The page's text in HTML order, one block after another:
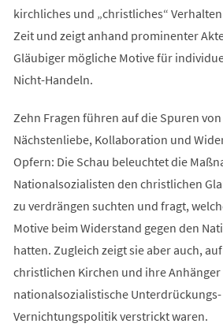
kirchliches und „christliches“
Zeit und zeigt anhand prominenter
Gläubiger mögliche Motive für
Nicht-Handeln.
Zehn Fragen führen auf die Spuren
Nächstenliebe, Kollaboration und
Opfern: Die Schau beleuchtet die
Nationalsozialisten den christlichen
zu verdrängen suchten und fragt,
Motive beim Widerstand gegen den
hatten. Zugleich zeigt sie aber auch,
christlichen Kirchen und ihre
nationalsozialistische
Vernichtungspolitik verstrickt waren.